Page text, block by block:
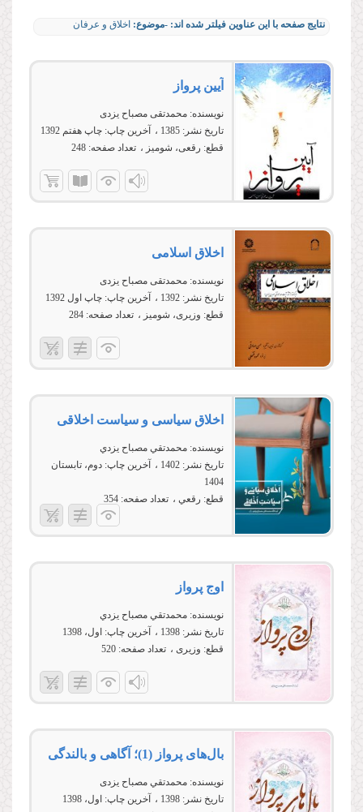
در
نتایج صفحه با این عناوین فیلتر شده اند: -موضوع: اخلاق و عرفان
آیین پرواز
نویسنده: محمدتقی مصباح یزدی
تاریخ نشر: 1385 آخرین چاپ: چاپ هفتم 1392
قطع: رقعی، شومیز تعداد صفحه: 248
اخلاق اسلامی
نویسنده: محمدتقی مصباح یزدی
تاریخ نشر: 1392 آخرین چاپ: چاپ اول 1392
قطع: وزیری، شومیز تعداد صفحه: 284
اخلاق سياسی و سياست اخلاقی
نویسنده: محمدتقي مصباح يزدي
تاریخ نشر: 1402 آخرین چاپ: دوم، تابستان
1404
قطع: رقعي تعداد صفحه: 354
اوج پرواز
نویسنده: محمدتقي مصباح يزدي
تاریخ نشر: 1398 آخرین چاپ: اول، 1398
قطع: وزیری تعداد صفحه: 520
بال‌های پرواز (1)؛ آگاهی و بالندگی
نویسنده: محمدتقي مصباح يزدی
تاریخ نشر: 1398 آخرین چاپ: اول، 1398